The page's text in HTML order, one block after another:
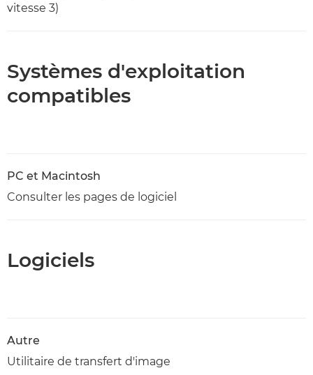
vitesse 3)
Systèmes d'exploitation
compatibles
PC et Macintosh
Consulter les pages de logiciel
Logiciels
Autre
Utilitaire de transfert d'image